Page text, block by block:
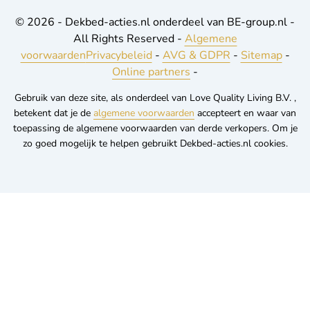
© 2026 - Dekbed-acties.nl onderdeel van BE-group.nl -
All Rights Reserved - Algemene
voorwaardenPrivacybeleid- AVG & GDPR - Sitemap-
Online partners -
Gebruik van deze site, als onderdeel van Love Quality Living B.V. ,
betekent dat je de algemene voorwaarden accepteert en waar van
toepassing de algemene voorwaarden van derde verkopers. Om je
zo goed mogelijk te helpen gebruikt Dekbed-acties.nl cookies.